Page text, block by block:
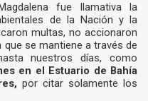
fue llamativa la
de la Nación y la
multas, no accionaron
se mantiene a través de
nuestros días, como
en el Estuario de Bahía
por citar solamente los